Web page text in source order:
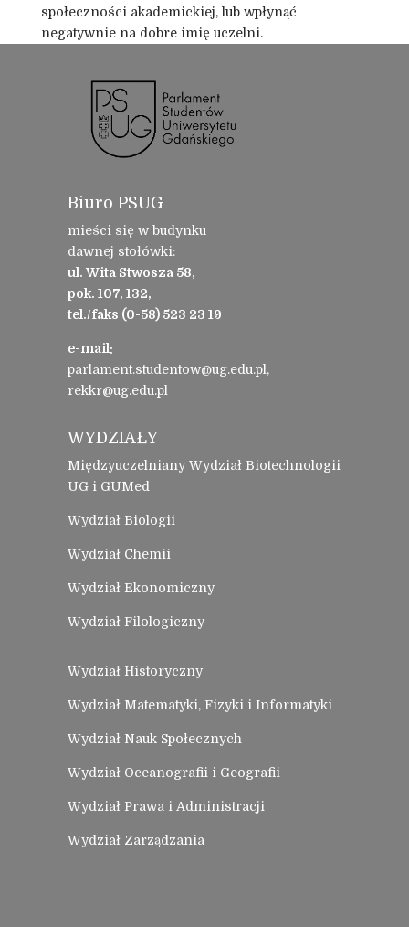
społeczności akademickiej, lub wpłynąć
negatywnie na dobre imię uczelni.
Biuro PSUG
mieści się w budynku
dawnej stołówki:
ul. Wita Stwosza 58,
pok. 107, 132,
tel./faks (0-58) 523 23 19
e-mail:
parlament.studentow@ug.edu.pl,
rekkr@ug.edu.pl
WYDZIAŁY
Międzyuczelniany Wydział Biotechnologii
UG i GUMed
Wydział Biologii
Wydział Chemii
Wydział Ekonomiczny
Wydział Filologiczny
Wydział Historyczny
Wydział Matematyki, Fizyki i Informatyki
Wydział Nauk Społecznych
Wydział Oceanografii i Geografii
Wydział Prawa i Administracji
Wydział Zarządzania